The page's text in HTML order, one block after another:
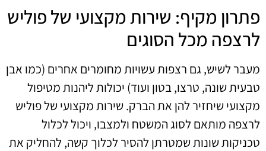
פתרון מקיף: שירות מקצועי של פוליש
לרצפה מכל הסוגים
מעבר לשיש, גם רצפות עשויות מחומרים אחרים (כמו אבן
טבעית שונה, טרצו, בטון ועוד) יכולות ליהנות מטיפול
מקצועי שיחזיר להן את הברק. שירות מקצועי של פוליש
לרצפה מותאם לסוג המשטח ולמצבו, ויכול לכלול
טכניקות שונות שמטרתן להסיר לכלוך קשה, להחליק את